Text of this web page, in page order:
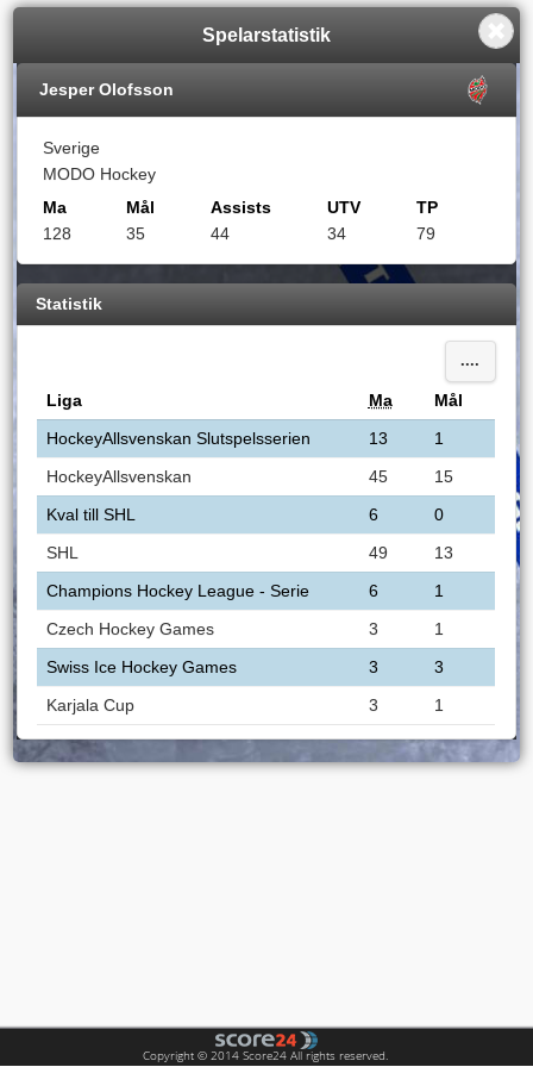
Spelarstatistik
Jesper Olofsson
Sverige
MODO Hockey
Ma
Mål Assists UTV
TP
128
35 44 34 79
Statistik
....
Liga Ma
Mål
HockeyAllsvenskan Slutspelsserien
13
1
HockeyAllsvenskan
45
15
Kval till SHL
6
0
SHL
49
13
Champions Hockey League - Serie
6
1
Czech Hockey Games
3
1
Swiss Ice Hockey Games
3
3
Karjala Cup
3 1
Copyright © 2014 Score24 All rights reserved.